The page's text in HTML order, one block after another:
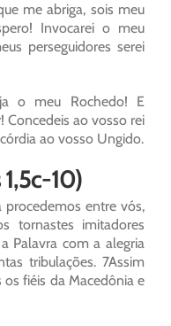
me abriga, sois meu
Invocarei o meu
perseguidores serei
o meu Rochedo! E
Concedeis ao vosso rei
ao vosso Ungido.
10)
procedemos entre vós,
tornastes imitadores
Palavra com a alegria
tribulações. 7Assim
fiéis da Macedônia e